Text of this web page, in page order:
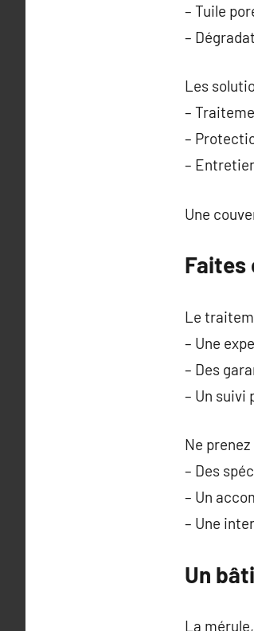
– Tuile
–
Les
–
–
–
Une
Faites
Le
– Une
– Des
– Un suivi
Ne
– Des
– Un
– Une
Un
La